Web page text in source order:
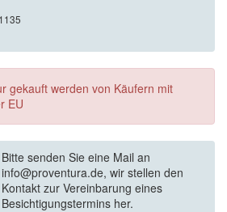
gekauft werden von Käufern mit
EU
Bitte senden Sie eine Mail an
info@proventura.de, wir stellen den
Kontakt zur Vereinbarung eines
Besichtigungstermins her.